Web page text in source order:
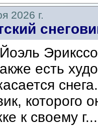
2026 г.
есть
которого
к своему